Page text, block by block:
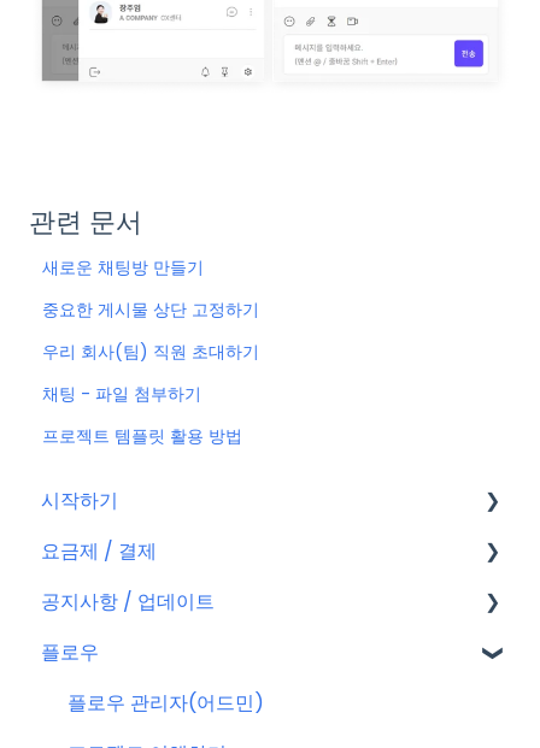
관련 문서
새로운 채팅방 만들기
중요한 게시물 상단 고정하기
우리 회사(팀) 직원 초대하기
채팅 - 파일 첨부하기
프로젝트 템플릿 활용 방법
시작하기
회원가입
플로우 계정
요금제 / 결제
요금제
결제
결제 관련 자주 묻는 질문
공지사항 / 업데이트
공지사항
특별 프로모션
플로우
플로우 관리자(어드민)